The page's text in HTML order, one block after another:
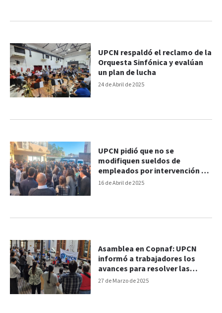
24 de Abril de 2025
UPCN respaldó el reclamo de la
Orquesta Sinfónica y evalúan
un plan de lucha
16 de Abril de 2025
UPCN pidió que no se
modifiquen sueldos de
empleados por intervención a
IOSPER
27 de Marzo de 2025
Asamblea en Copnaf: UPCN
informó a trabajadores los
avances para resolver las
horas adeudadas